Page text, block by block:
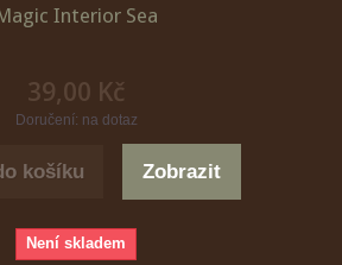
Interior Sea
39,00 Kč
Doručení: na dotaz
košíku Zobrazit
Není skladem